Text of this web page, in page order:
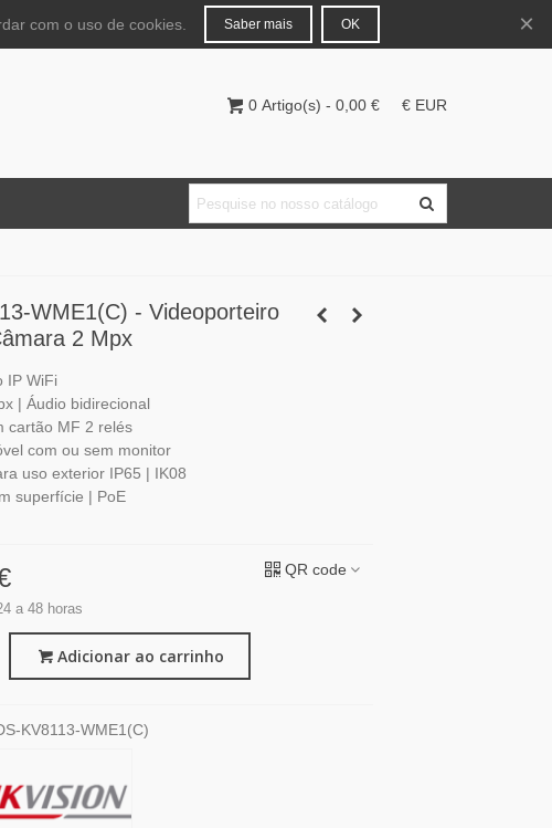
Português
0 Artigo(s) - 0,00 € € EUR
WME1(C) - Videoporteiro
2 Mpx
IP WiFi
| Áudio bidirecional
cartão MF 2 relés
com ou sem monitor
uso exterior IP65 | IK08
superfície | PoE
a 48 horas
QR code
Adicionar ao carrinho
KV8113-WME1(C)
com o uso de cookies. Saber mais OK ×